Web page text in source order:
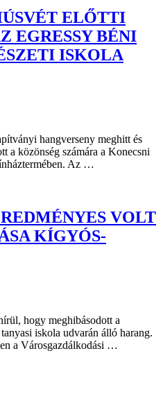
ELŐTTI
EGRESSY BÉNI
ISKOLA
hangverseny meghitt és
a közönség számára a Konecsni
Az …
VOLT
KÍGYÓS-
hogy meghibásodott a
iskola udvarán álló harang.
a Városgazdálkodási …